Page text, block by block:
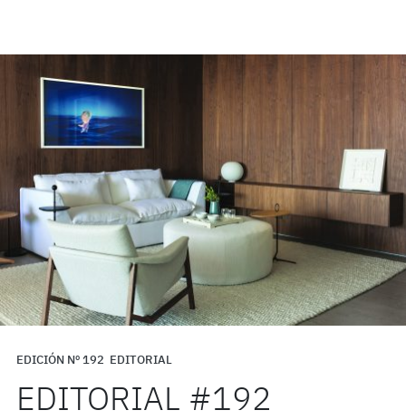
EDICIÓN Nº 192 EDITORIAL
EDITORIAL #192